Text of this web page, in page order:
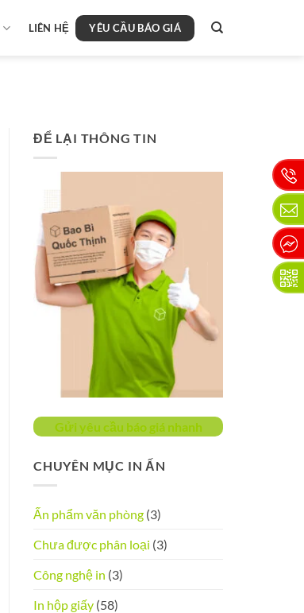
LIÊN HỆ YÊU CẦU BÁO GIÁ
ĐỂ LẠI THÔNG TIN
Gửi yêu cầu báo giá nhanh
CHUYÊN MỤC IN ẤN
Ấn phẩm văn phòng (3)
Chưa được phân loại (3)
Công nghệ in (3)
In hộp giấy (58)